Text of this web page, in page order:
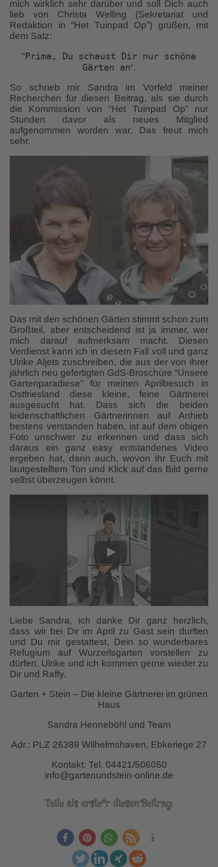
mich wirklich sehr darüber und soll Dich auch
lieb von Christa Welling (Sekretariat und
Redaktion in “Het Tuinpad Op”) grüßen, mit
dem Satz:
“Prima, Du schaust Dir nur schöne
Gärten an“.
So schrieb mir Sandra im Vorfeld meiner
Recherchen für diesen Beitrag, als sie durch
die Kommission von “Het Tuinpad Op” nur
Stunden davor als neues Mitglied
aufgenommen worden war. Das freut mich
sehr.
Das mit den schönen Gärten stimmt schon zum
Großteil, aber entscheidend ist ja immer, wer
mich darauf aufmerksam macht. Diesen
Verdienst kann ich in diesem Fall voll und ganz
Ulrike Aljets zuschreiben, die aus der von ihrer
jährlich neu gefertigten GdS-Broschüre “Unsere
Gartenparadiese” für meinen Aprilbesuch in
Ostfriesland diese kleine, feine Gärtnerei
ausgesucht hat. Dass sich die beiden
leidenschaftlichen Gärtnerinnen auf Anhieb
bestens verstanden haben, ist auf dem obigen
Foto unschwer zu erkennen und dass sich
daraus ein ganz easy entstandenes Video
ergeben hat, dann auch, wovon Ihr Euch mit
lautgestelltem Ton und Klick auf das Bild gerne
selbst überzeugen könnt.
Liebe Sandra, ich danke Dir ganz herzlich,
dass wir bei Dir im April zu Gast sein durften
und Du mir gestattest, Dein so wunderbares
Refugium auf Wurzerlsgarten vorstellen zu
dürfen. Ulrike und ich kommen gerne wieder zu
Dir und Raffy.
Garten + Stein – Die kleine Gärtnerei im grünen
Haus
Sandra Henneböhl und Team
Adr.: PLZ 26389 Wilhelmshaven, Ebkeriege 27
Kontakt: Tel. 04421/506050
info@gartenundstein-online.de
Teile als erste*r diesen Beitrag: